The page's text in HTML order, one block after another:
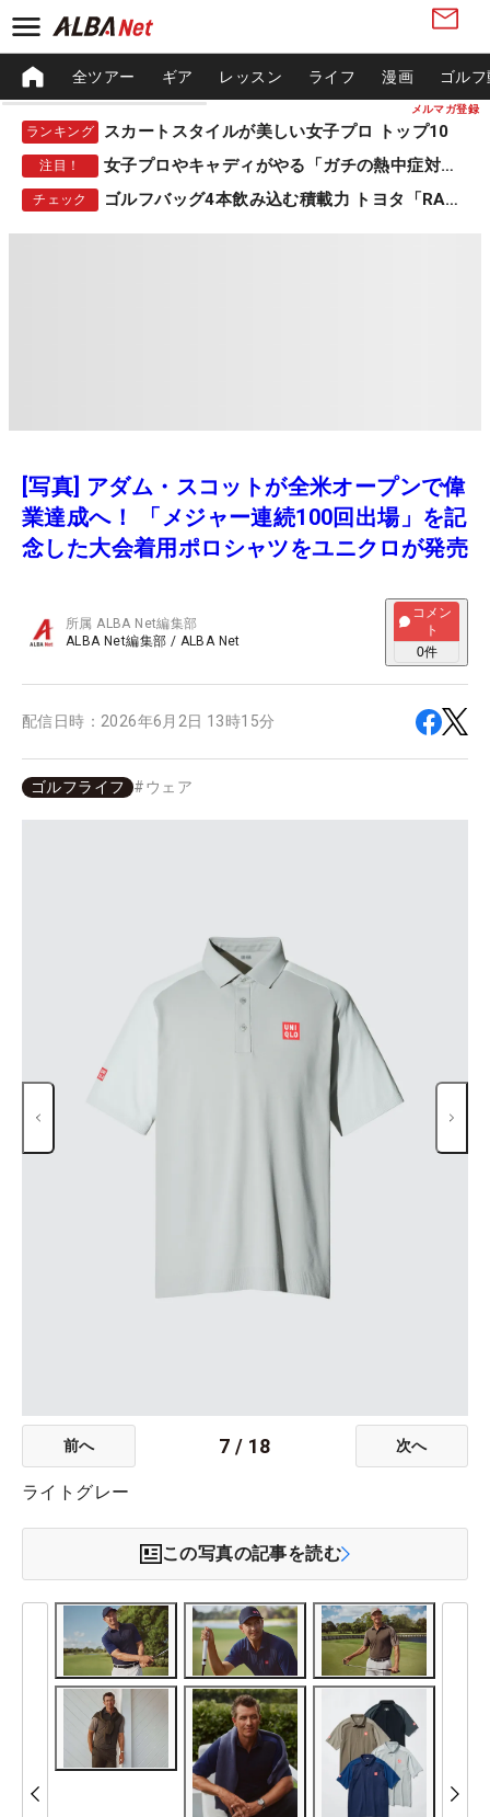
メルマガ登録
全ツアー ギア レッスン ライフ 漫画 ゴル
ランキング スカートスタイルが美しい女子プロ トップ10
注目！ 女子プロやキャディがやる「ガチの熱中症対策」
チェック ゴルフバッグ4本飲み込む積載力 トヨタ「RAV4」
[写真] アダム・スコットが全米オープンで偉
業達成へ！ 「メジャー連続100回出場」を記
念した大会着用ポロシャツをユニクロが発売
所属ALBA Net編集部
ALBA Net編集部 / ALBA Net
コメン
ト
0件
配信日時： 2026年6月2日 13時15分
ゴルフライフ #ウェア
前へ 7 / 18 次へ
ライトグレー
この写真の記事を読む